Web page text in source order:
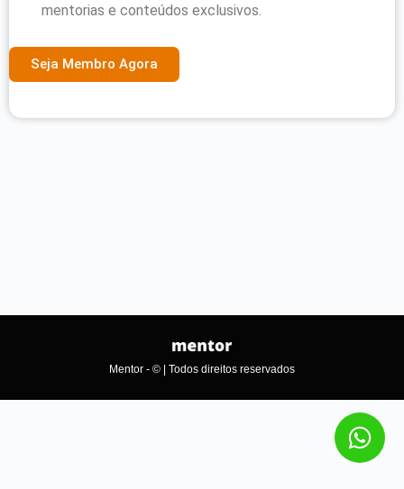
mentorias e conteúdos exclusivos.
Seja Membro Agora
Mentor - © | Todos direitos reservados